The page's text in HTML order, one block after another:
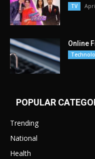
TV
Online
POPULAR
Trending
National
Health